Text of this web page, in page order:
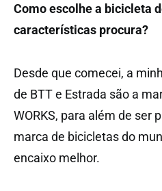
Como escolhe a bicicleta
características procura?
Desde que comecei, a
de BTT e Estrada são a
WORKS, para além de ser
marca de bicicletas do
encaixo melhor.